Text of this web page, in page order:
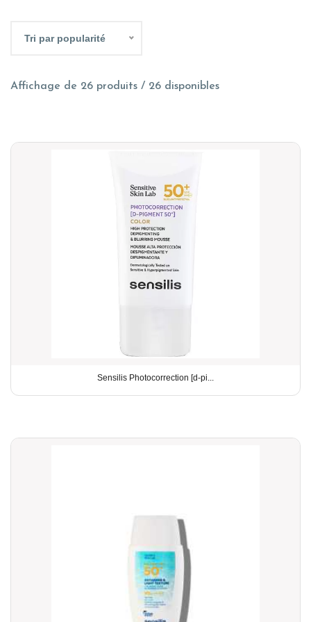
Tri par popularité
Affichage de 26 produits / 26 disponibles
Sensilis Photocorrection [d-pi...